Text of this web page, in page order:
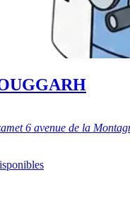
6 avenue de la